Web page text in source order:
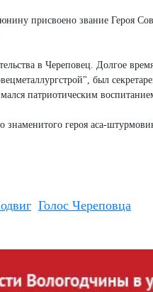
присвоено звание Героя
в Череповец. Долгое
был
патриотическим
знаменитого героя аса-
Голос Череповца